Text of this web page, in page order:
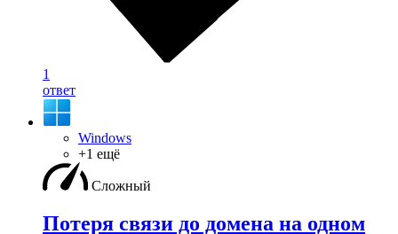
1
ответ
Windows
+1 ещё
Сложный
Потеря связи до домена на одном